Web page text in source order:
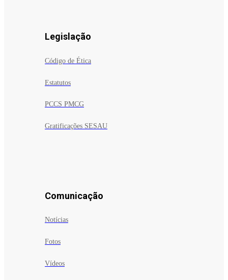
Legislação
Código de Ética
Estatutos
PCCS PMCG
Gratificações SESAU
Comunicação
Notícias
Fotos
Vídeos